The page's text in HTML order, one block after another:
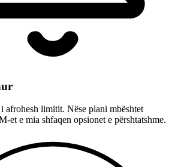
afrohesh limitit. Nëse plani mbështet
et e mia shfaqen opsionet e përshtatshme.